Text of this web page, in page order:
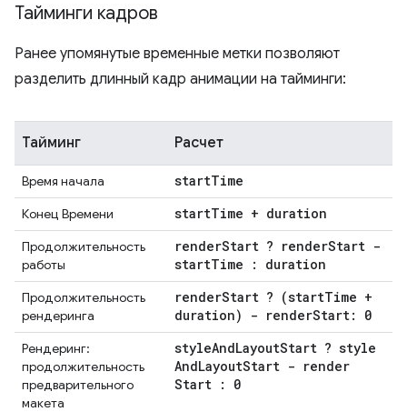
Тайминги кадров
Ранее упомянутые временные метки позволяют
разделить длинный кадр анимации на тайминги:
Тайминг Расчет
Время начала startTime
Конец Времени startTime + duration
Продолжительность
работы
renderStart ? renderStart -
startTime : duration
Продолжительность
рендеринга
renderStart ? (startTime +
duration) - renderStart: 0
Рендеринг:
продолжительность
предварительного
макета
styleAndLayoutStart ? style
AndLayoutStart - render
Start : 0